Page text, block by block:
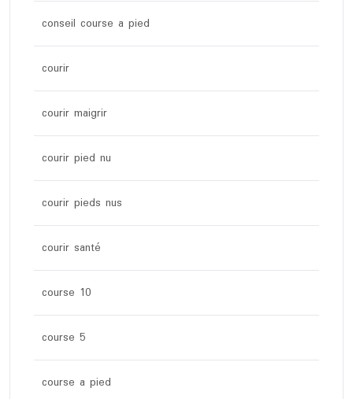
conseil course a pied
courir
courir maigrir
courir pied nu
courir pieds nus
courir santé
course 10
course 5
course a pied